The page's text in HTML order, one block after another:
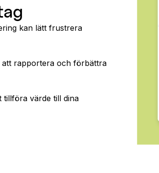
kan lätt frustrera
rapportera och förbättra
tillföra värde till dina